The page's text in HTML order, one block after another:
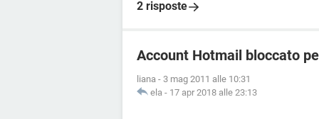
2 risposte
Account Hotmail bloccato
liana - 3 mag 2011 alle 10:31
ela - 17 apr 2018 alle 23:13